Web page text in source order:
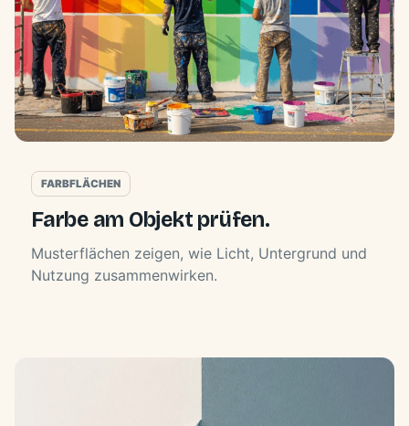
FARBFLÄCHEN
Farbe am Objekt prüfen.
Musterflächen zeigen, wie Licht, Untergrund und
Nutzung zusammenwirken.